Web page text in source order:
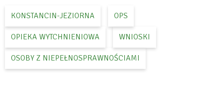
KONSTANCIN-JEZIORNA OPS
OPIEKA WYTCHNIENIOWA WNIOSKI
OSOBY Z NIEPEŁNOSPRAWNOŚCIAMI